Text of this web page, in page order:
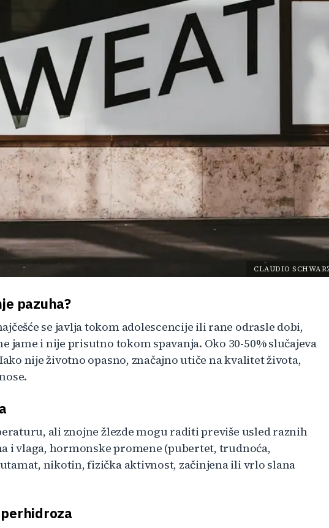
CLAUDIO
pazuha?
se javlja tokom adolescencije ili rane odrasle dobi,
jame i nije prisutno tokom spavanja. Oko 30-50% slučajeva
nije životno opasno, značajno utiče na kvalitet života,
ali znojne žlezde mogu raditi previše usled raznih
i vlaga, hormonske promene (pubertet, trudnoća,
nikotin, fizička aktivnost, začinjena ili vrlo slana